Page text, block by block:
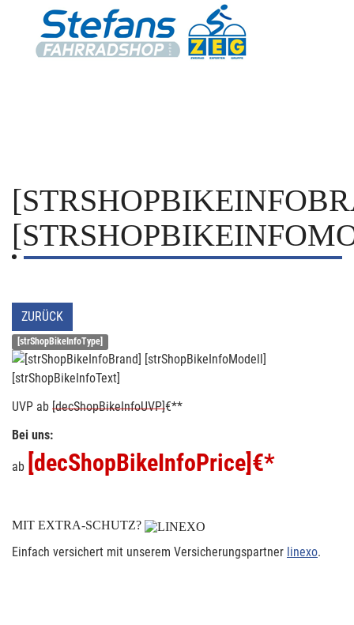
ZURÜCK
[strShopBikeInfoType]
[strShopBikeInfoText]
UVP ab [decShopBikeInfoUVP]€**
Bei uns:
ab [decShopBikeInfoPrice] €*
MIT EXTRA-SCHUTZ?
Einfach versichert mit unserem Versicherungspartner linexo.